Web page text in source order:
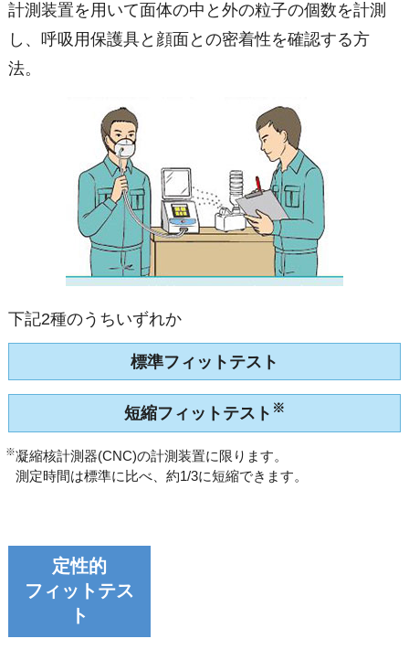
計測装置を用いて面体の中と外の粒子の個数を計測
し、呼吸用保護具と顔面との密着性を確認する方
法。
下記2種のうちいずれか
標準フィットテスト
短縮フィットテスト ※
※凝縮核計測器(CNC)の計測装置に限ります。
測定時間は標準に比べ、約1/3に短縮できます。
定性的
フィットテス
ト